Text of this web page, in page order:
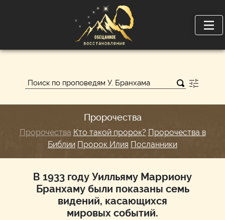
Пророчества
Пророчества Кто такой пророк? Пророчества в
Библии Пророк Илия Посланники
В 1933 году Уилльяму Марриону
Бранхаму были показаны семь
видений, касающихся
мировых событий.